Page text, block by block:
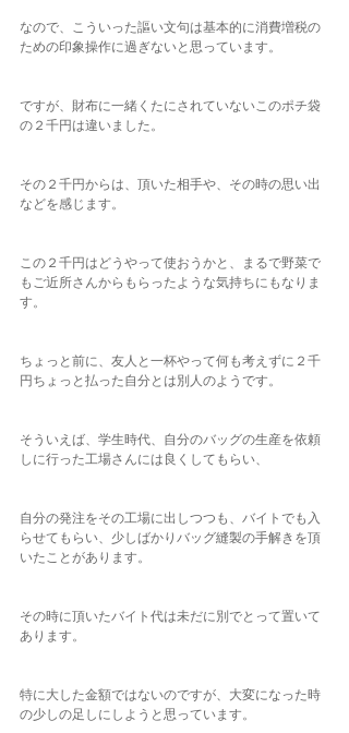
なので、こういった謳い文句は基本的に消費増税の
ための印象操作に過ぎないと思っています。
ですが、財布に一緒くたにされていないこのポチ袋
の２千円は違いました。
その２千円からは、頂いた相手や、その時の思い出
などを感じます。
この２千円はどうやって使おうかと、まるで野菜で
もご近所さんからもらったような気持ちにもなりま
す。
ちょっと前に、友人と一杯やって何も考えずに２千
円ちょっと払った自分とは別人のようです。
そういえば、学生時代、自分のバッグの生産を依頼
しに行った工場さんには良くしてもらい、
自分の発注をその工場に出しつつも、バイトでも入
らせてもらい、少しばかりバッグ縫製の手解きを頂
いたことがあります。
その時に頂いたバイト代は未だに別でとって置いて
あります。
特に大した金額ではないのですが、大変になった時
の少しの足しにしようと思っています。